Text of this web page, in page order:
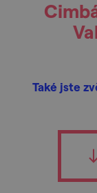
Také jste